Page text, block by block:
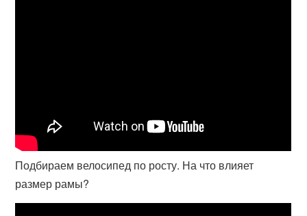
Подбираем велосипед по росту. На что влияет
размер рамы?